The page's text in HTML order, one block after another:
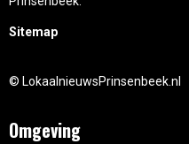
Sitemap
© LokaalnieuwsPrinsenbeek.nl
Omgeving